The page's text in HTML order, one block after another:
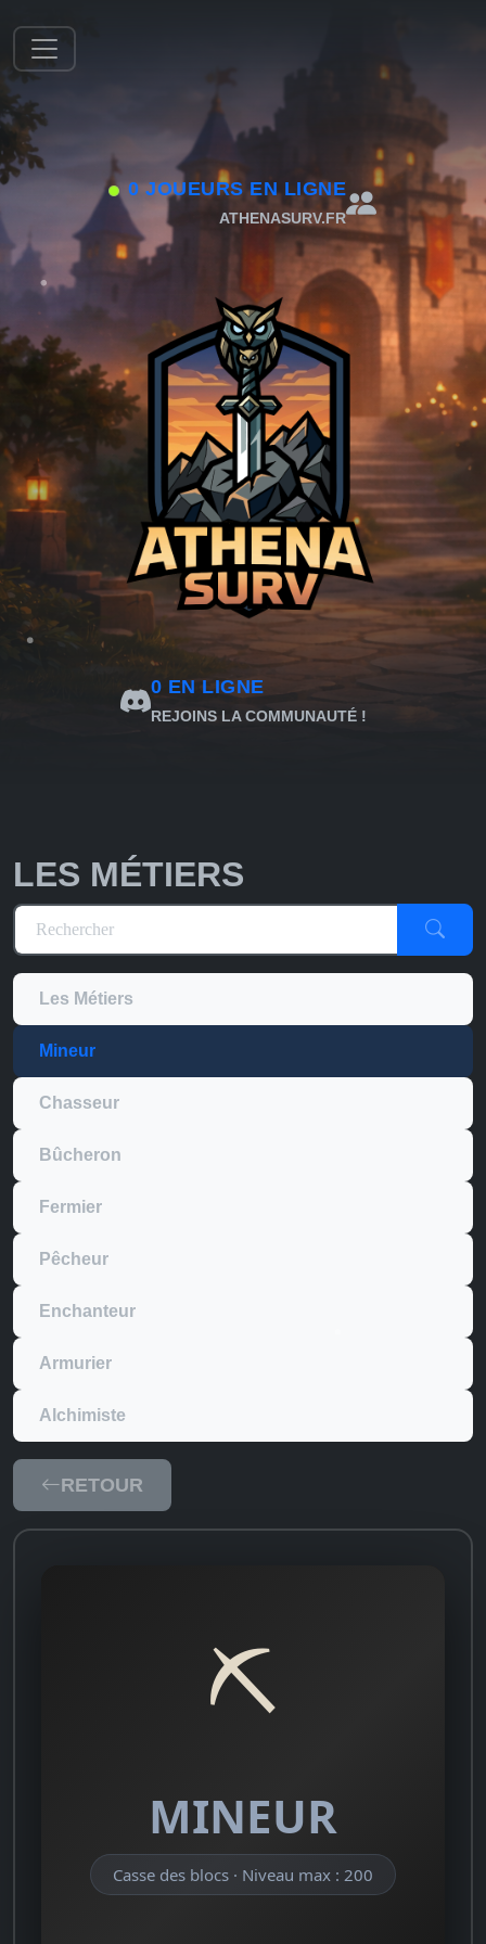
0 JOUEURS EN LIGNE
ATHENASURV.FR
0 EN LIGNE
REJOINS LA COMMUNAUTÉ !
LES MÉTIERS
Rechercher
Les Métiers
Mineur
Chasseur
Bûcheron
Fermier
Pêcheur
Enchanteur
Armurier
Alchimiste
RETOUR
⛏️
MINEUR
Casse des blocs · Niveau max : 200